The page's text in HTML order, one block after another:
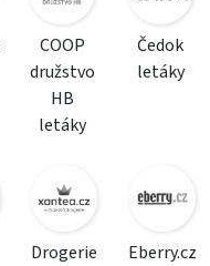
COOP
družstvo
HB
letáky
Čedok
letáky
Drogerie
Eberry.cz